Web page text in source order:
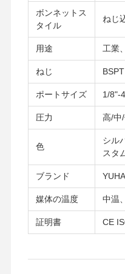
ボンネットス
タイル
ねじ
用途 工業
ねじ
ポートサイズ 1/8"-
圧力 高/中
色
シル
スタ
ブランド
媒体の温度 中温
証明書 CE